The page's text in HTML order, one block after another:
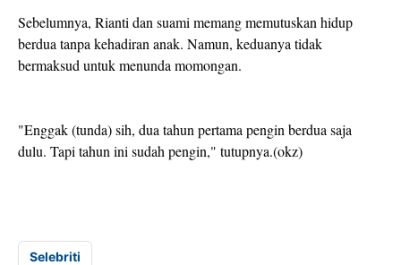
Sebelumnya, Rianti dan suami memang memutuskan hidup
berdua tanpa kehadiran anak. Namun, keduanya tidak
bermaksud untuk menunda momongan.
"Enggak (tunda) sih, dua tahun pertama pengin berdua saja
dulu. Tapi tahun ini sudah pengin," tutupnya.(okz)
Selebriti